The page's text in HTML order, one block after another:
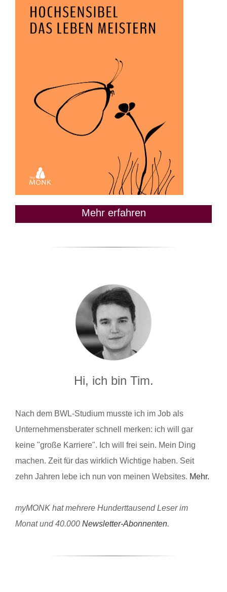
Mehr erfahren
Hi, ich bin Tim.
Nach dem BWL-Studium musste ich im Job als
Unternehmensberater schnell merken: ich will gar
keine "große Karriere". Ich will frei sein. Mein Ding
machen. Zeit für das wirklich Wichtige haben. Seit
zehn Jahren lebe ich nun von meinen Websites. Mehr.
myMONK hat mehrere Hunderttausend Leser im
Monat und 40.000 Newsletter-Abonnenten.